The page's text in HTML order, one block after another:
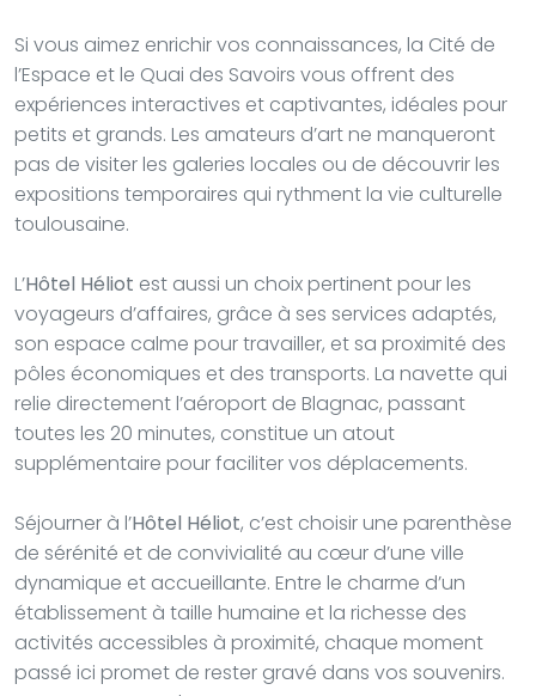
Si vous aimez enrichir vos connaissances, la Cité de
l’Espace et le Quai des Savoirs vous offrent des
expériences interactives et captivantes, idéales pour
petits et grands. Les amateurs d’art ne manqueront
pas de visiter les galeries locales ou de découvrir les
expositions temporaires qui rythment la vie culturelle
toulousaine.
L’Hôtel Héliot est aussi un choix pertinent pour les
voyageurs d’affaires, grâce à ses services adaptés,
son espace calme pour travailler, et sa proximité des
pôles économiques et des transports. La navette qui
relie directement l’aéroport de Blagnac, passant
toutes les 20 minutes, constitue un atout
supplémentaire pour faciliter vos déplacements.
Séjourner à l’Hôtel Héliot, c’est choisir une parenthèse
de sérénité et de convivialité au cœur d’une ville
dynamique et accueillante. Entre le charme d’un
établissement à taille humaine et la richesse des
activités accessibles à proximité, chaque moment
passé ici promet de rester gravé dans vos souvenirs.